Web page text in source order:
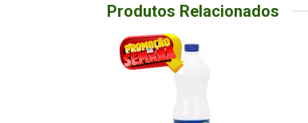
Produtos Relacionados